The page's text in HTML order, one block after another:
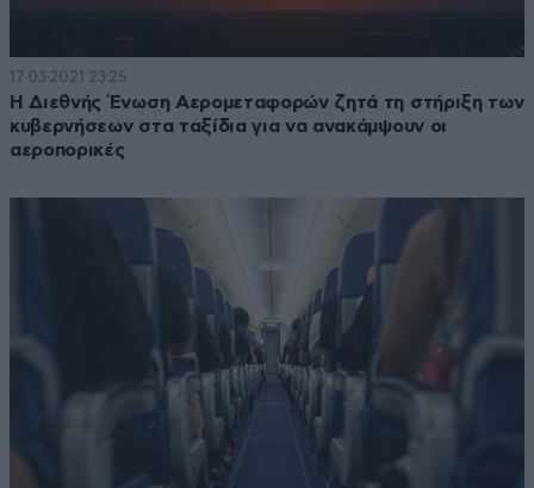
17·03·2021 23:25
Η Διεθνής Ένωση Αερομεταφορών ζητά τη στήριξη των
κυβερνήσεων στα ταξίδια για να ανακάμψουν οι
αεροπορικές